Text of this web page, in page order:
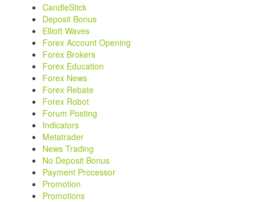
CandleStick
Deposit Bonus
Elliott Waves
Forex Account Opening
Forex Brokers
Forex Education
Forex News
Forex Rebate
Forex Robot
Forum Posting
Indicators
Metatrader
News Trading
No Deposit Bonus
Payment Processor
Promotion
Promotions